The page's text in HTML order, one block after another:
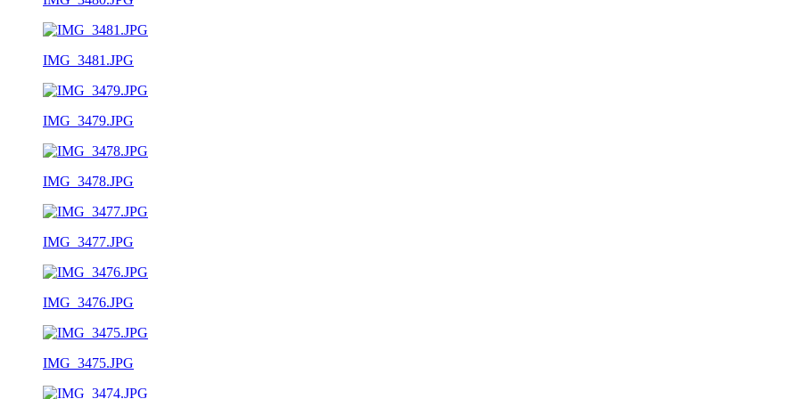
IMG_3481.JPG
IMG_3479.JPG
IMG_3478.JPG
IMG_3477.JPG
IMG_3476.JPG
IMG_3475.JPG